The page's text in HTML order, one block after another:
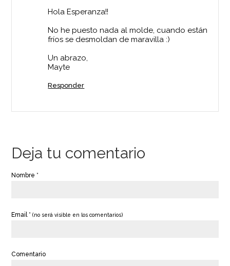
Hola Esperanza!!
No he puesto nada al molde, cuando están
fríos se desmoldan de maravilla :)
Un abrazo,
Mayte
Responder
Deja tu comentario
Nombre *
Email *(no será visible en los comentarios)
Comentario